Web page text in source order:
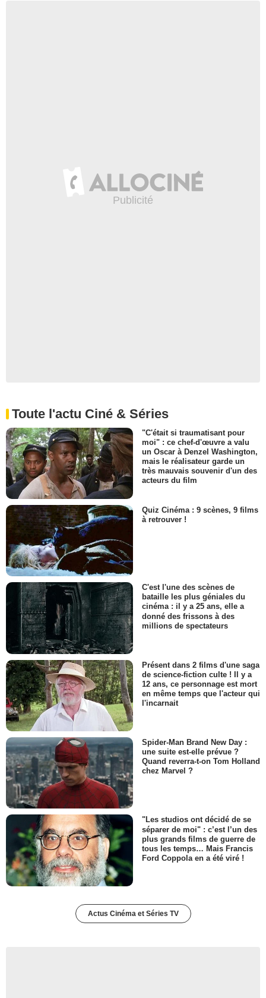
Toute l'actu Ciné & Séries
"C'était si traumatisant pour
moi" : ce chef-d'œuvre a valu
un Oscar à Denzel Washington,
mais le réalisateur garde un
très mauvais souvenir d'un des
acteurs du film
Quiz Cinéma : 9 scènes, 9 films
à retrouver !
C'est l'une des scènes de
bataille les plus géniales du
cinéma : il y a 25 ans, elle a
donné des frissons à des
millions de spectateurs
Présent dans 2 films d'une saga
de science-fiction culte ! Il y a
12 ans, ce personnage est mort
en même temps que l'acteur qui
l'incarnait
Spider-Man Brand New Day :
une suite est-elle prévue ?
Quand reverra-t-on Tom Holland
chez Marvel ?
"Les studios ont décidé de se
séparer de moi" : c’est l’un des
plus grands films de guerre de
tous les temps… Mais Francis
Ford Coppola en a été viré !
Actus Cinéma et Séries TV